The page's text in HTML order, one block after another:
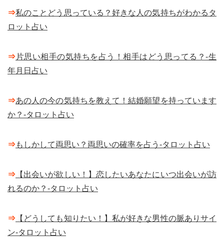
⇒私のことどう思っている？好きな人の気持ちがわかるタ
ロット占い
⇒ 片思い相手の気持ちを占う！相手はどう思ってる？-生
年月日占い
⇒あの人の今の気持ちを教えて！結婚願望を持っています
か？-タロット占い
⇒もしかして両思い？両思いの確率を占う-タロット占い
⇒ 【出会いが欲しい！】恋したいあなたにいつ出会いが訪
れるのか？-タロット占い
⇒ 【どうしても知りたい！】私が好きな男性の脈ありサイ
ン-タロット占い